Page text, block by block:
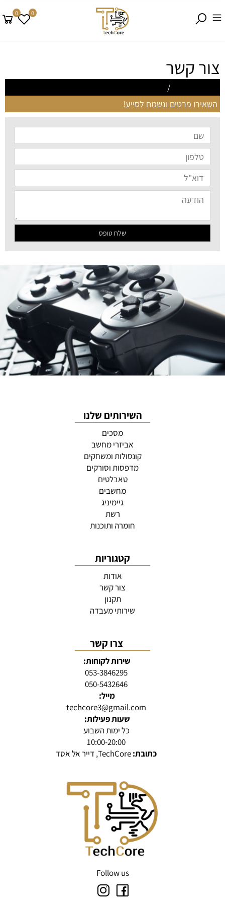
0 0
צור קשר
/
השאירו פרטים ונשמח לסייע!
השירותים שלנו
מסכים
אביזרי מחשב
קונסולות ומשחקים
מדפסות וסורקים
טאבלטים
מחשבים
גיימיניג
רשת
חומרה ותוכנות
קטגוריות
אודות
צור קשר
תקנון
שירותי מעבדה
צרו קשר
שירות לקוחות:
053-3846295
050-5432646
מייל:
techcore3@gmail.com
שעות פעילות:
כל ימות השבוע
10:00-20:00
כתובת:TechCore, דייר אל אסד
Follow us